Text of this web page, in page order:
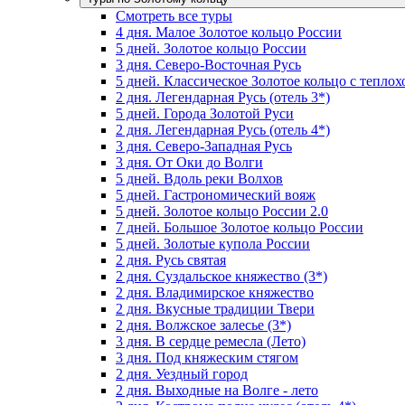
Смотреть все туры
4 дня. Малое Золотое кольцо России
5 дней. Золотое кольцо России
3 дня. Северо-Восточная Русь
5 дней. Классическое Золотое кольцо с
2 дня. Легендарная Русь (отель 3*)
5 дней. Города Золотой Руси
2 дня. Легендарная Русь (отель 4*)
3 дня. Северо-Западная Русь
3 дня. От Оки до Волги
5 дней. Вдоль реки Волхов
5 дней. Гастрономический вояж
5 дней. Золотое кольцо России 2.0
7 дней. Большое Золотое кольцо России
5 дней. Золотые купола России
2 дня. Русь святая
2 дня. Суздальское княжество (3*)
2 дня. Владимирское княжество
2 дня. Вкусные традиции Твери
2 дня. Волжское залесье (3*)
3 дня. В сердце ремесла (Лето)
3 дня. Под княжеским стягом
2 дня. Уездный город
2 дня. Выходные на Волге - лето